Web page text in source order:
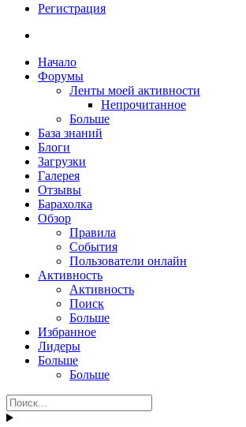
Регистрация
Начало
Форумы
Ленты моей активности
Непрочитанное
Больше
База знаний
Блоги
Загрузки
Галерея
Отзывы
Барахолка
Обзор
Правила
События
Пользователи онлайн
Активность
Активность
Поиск
Больше
Избранное
Лидеры
Больше
Больше